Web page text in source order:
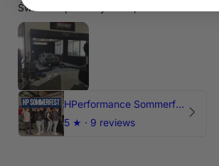
Świetnie spedzony czas , Pozdrawiam
HPerformance Sommerfest 2026
5 ★ · 9 reviews